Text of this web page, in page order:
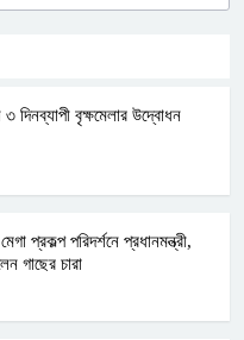
দিনব্যাপী বৃক্ষমেলার উদ্বোধন
প্রকল্প পরিদর্শনে প্রধানমন্ত্রী,
গাছের চারা